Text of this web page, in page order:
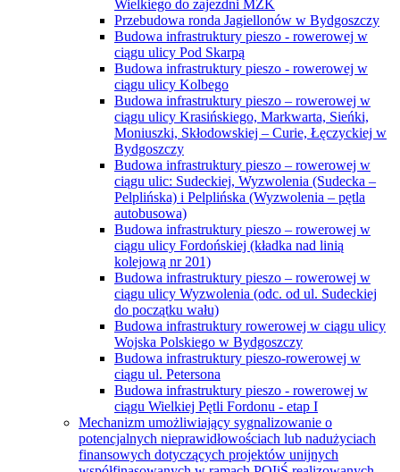
Wielkiego do zajezdni MZK
Przebudowa ronda Jagiellonów w Bydgoszczy
Budowa infrastruktury pieszo - rowerowej w
ciągu ulicy Pod Skarpą
Budowa infrastruktury pieszo - rowerowej w
ciągu ulicy Kolbego
Budowa infrastruktury pieszo – rowerowej w
ciągu ulicy Krasińskiego, Markwarta, Sieńki,
Moniuszki, Skłodowskiej – Curie, Łęczyckiej w
Bydgoszczy
Budowa infrastruktury pieszo – rowerowej w
ciągu ulic: Sudeckiej, Wyzwolenia (Sudecka –
Pelplińska) i Pelplińska (Wyzwolenia – pętla
autobusowa)
Budowa infrastruktury pieszo – rowerowej w
ciągu ulicy Fordońskiej (kładka nad linią
kolejową nr 201)
Budowa infrastruktury pieszo – rowerowej w
ciągu ulicy Wyzwolenia (odc. od ul. Sudeckiej
do początku wału)
Budowa infrastruktury rowerowej w ciągu ulicy
Wojska Polskiego w Bydgoszczy
Budowa infrastruktury pieszo-rowerowej w
ciągu ul. Petersona
Budowa infrastruktury pieszo - rowerowej w
ciągu Wielkiej Pętli Fordonu - etap I
Mechanizm umożliwiający sygnalizowanie o
potencjalnych nieprawidłowościach lub nadużyciach
finansowych dotyczących projektów unijnych